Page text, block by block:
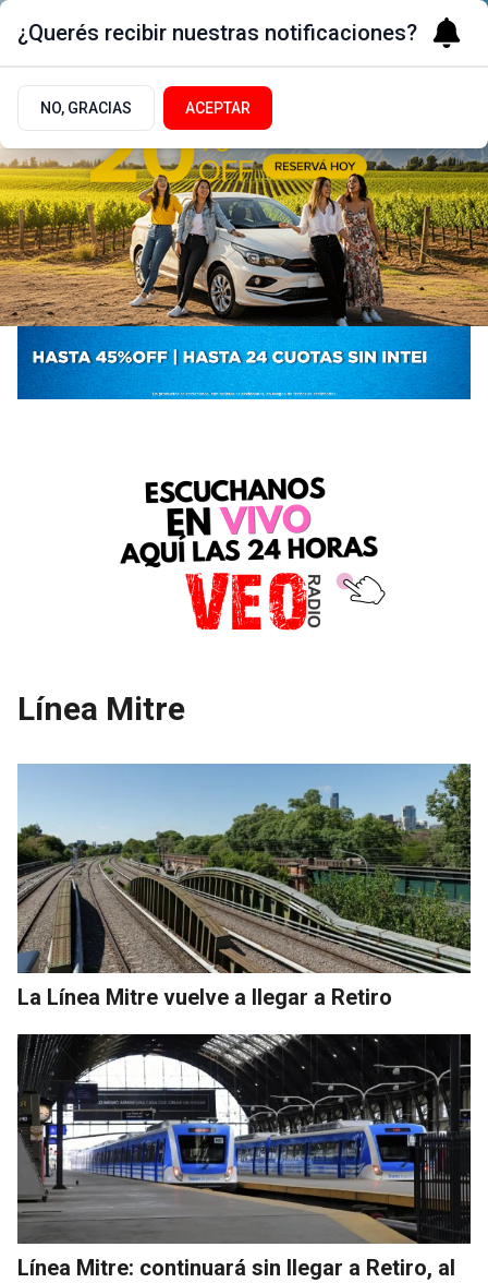
Línea Mitre
La Línea Mitre vuelve a llegar a Retiro
Línea Mitre: continuará sin llegar a Retiro, al
¿Querés recibir nuestras notificaciones?
NO, GRACIAS ACEPTAR